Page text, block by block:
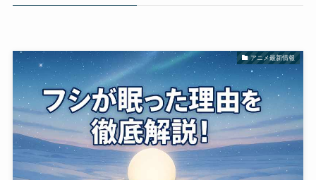
アニメ最新情報